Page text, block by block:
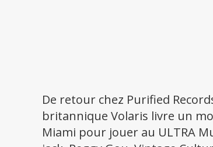
De retour chez Purified
britannique Volaris livre un
Miami pour jouer au ULTRA